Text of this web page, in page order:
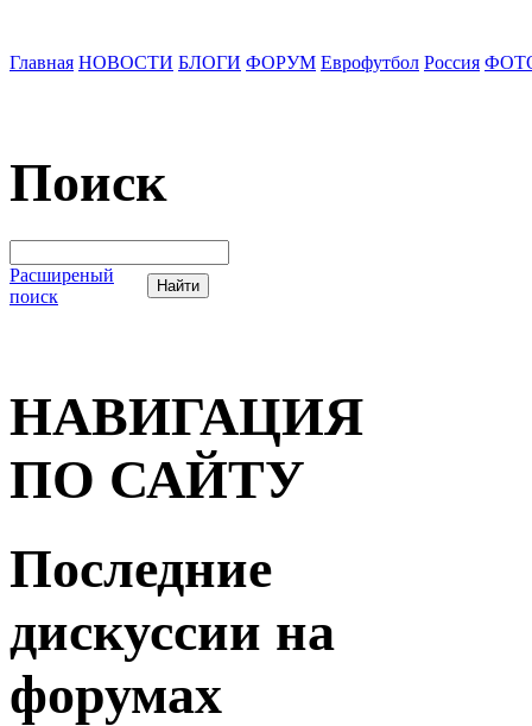
Главная НОВОСТИ БЛОГИ ФОРУМ Еврофутбол Россия
Поиск
Расширеный
поиск
НАВИГАЦИЯ
ПО САЙТУ
Последние
дискуссии на
форумах